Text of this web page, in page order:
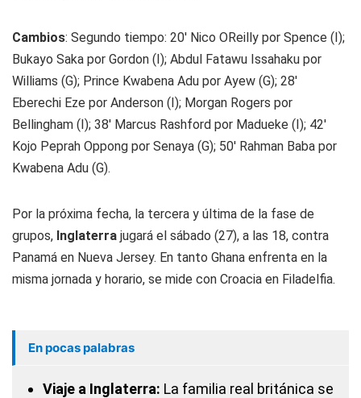
Cambios: Segundo tiempo: 20' Nico OReilly por Spence (I);
Bukayo Saka por Gordon (I); Abdul Fatawu Issahaku por
Williams (G); Prince Kwabena Adu por Ayew (G); 28'
Eberechi Eze por Anderson (I); Morgan Rogers por
Bellingham (I); 38' Marcus Rashford por Madueke (I); 42'
Kojo Peprah Oppong por Senaya (G); 50' Rahman Baba por
Kwabena Adu (G).
Por la próxima fecha, la tercera y última de la fase de
grupos, Inglaterra jugará el sábado (27), a las 18, contra
Panamá en Nueva Jersey. En tanto Ghana enfrenta en la
misma jornada y horario, se mide con Croacia en Filadelfia.
En pocas palabras
Viaje a Inglaterra: La familia real británica se